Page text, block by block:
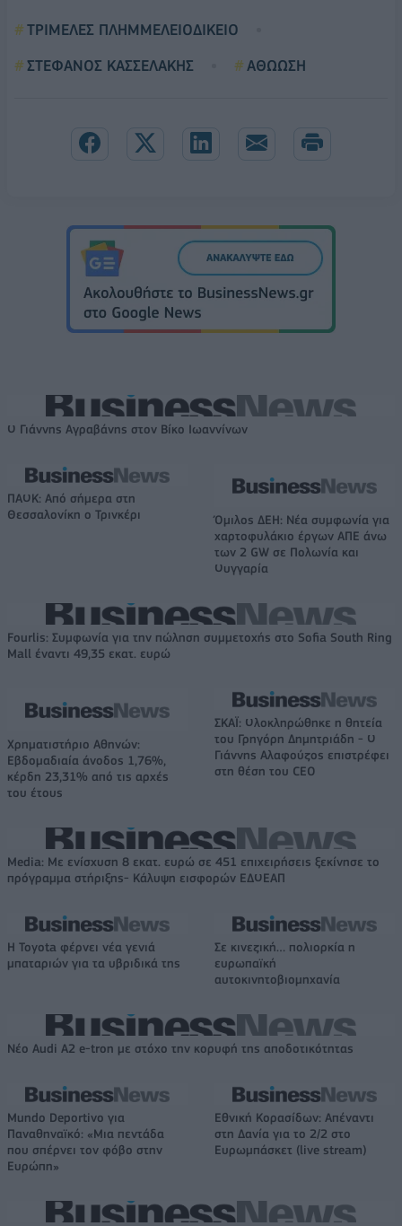
ΤΡΙΜΕΛΕΣ ΠΛΗΜΜΕΛΕΙΟΔΙΚΕΙΟ
ΣΤΕΦΑΝΟΣ ΚΑΣΣΕΛΑΚΗΣ
ΑΘΩΩΣΗ
Ο Γιάννης Αγραβάνης στον Βίκο Ιωαννίνων
ΠΑΟΚ: Από σήμερα στη
Θεσσαλονίκη ο Τρινκέρι
Όμιλος ΔΕΗ: Νέα συμφωνία για
χαρτοφυλάκιο έργων ΑΠΕ άνω
των 2 GW σε Πολωνία και
Ουγγαρία
Fourlis: Συμφωνία για την πώληση συμμετοχής στο Sofia South Ring
Mall έναντι 49,35 εκατ. ευρώ
Χρηματιστήριο Αθηνών:
Εβδομαδιαία άνοδος 1,76%,
κέρδη 23,31% από τις αρχές
του έτους
ΣΚΑΪ: Ολοκληρώθηκε η θητεία
του Γρηγόρη Δημητριάδη - Ο
Γιάννης Αλαφούζος επιστρέφει
στη θέση του CEO
Media: Με ενίσχυση 8 εκατ. ευρώ σε 451 επιχειρήσεις ξεκίνησε το
πρόγραμμα στήριξης- Κάλυψη εισφορών ΕΔΟΕΑΠ
Η Toyota φέρνει νέα γενιά
μπαταριών για τα υβριδικά της
Σε κινεζική… πολιορκία η
ευρωπαϊκή
αυτοκινητοβιομηχανία
Νέο Audi A2 e-tron με στόχο την κορυφή της αποδοτικότητας
Mundo Deportivo για
Παναθηναϊκό: «Μια πεντάδα
που σπέρνει τον φόβο στην
Ευρώπη»
Εθνική Κορασίδων: Απέναντι
στη Δανία για το 2/2 στο
Ευρωμπάσκετ (live stream)